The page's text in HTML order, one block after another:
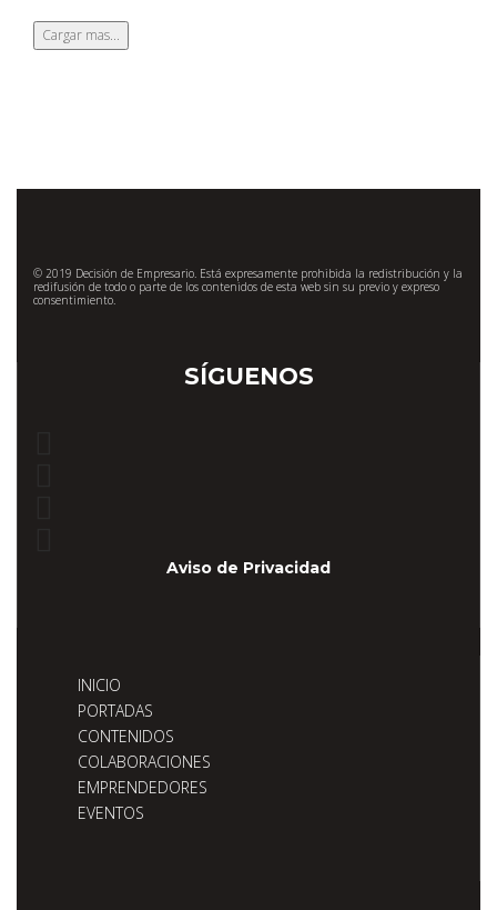
Cargar mas...
© 2019 Decisión de Empresario. Está expresamente prohibida la redistribución y la
redifusión de todo o parte de los contenidos de esta web sin su previo y expreso
consentimiento.
SÍGUENOS
Aviso de Privacidad
INICIO
PORTADAS
CONTENIDOS
COLABORACIONES
EMPRENDEDORES
EVENTOS